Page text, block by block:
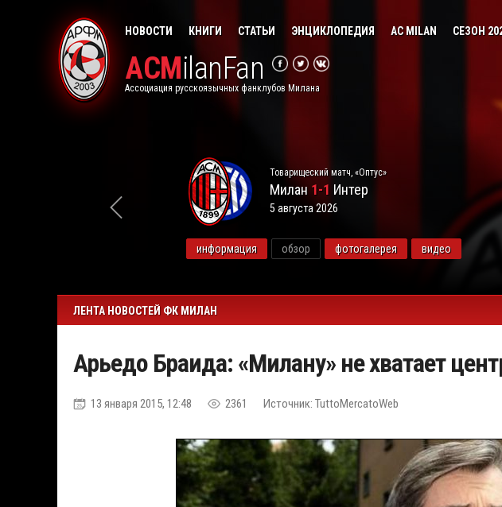
НОВОСТИ КНИГИ СТАТЬИ ЭНЦИКЛОПЕДИЯ AC MILAN СЕЗОН
ACMilanFan
Ассоциация русскоязычных фанклубов Милана
Товарищеский матч, «Оптус»
Милан 1-1 Интер
5 августа 2026
информация обзор фотогалерея видео
ЛЕНТА НОВОСТЕЙ ФК МИЛАН
Арьедо Браида: «Милану» не хватает
13 января 2015, 12:48 2361 Источник: TuttoMercatoWeb